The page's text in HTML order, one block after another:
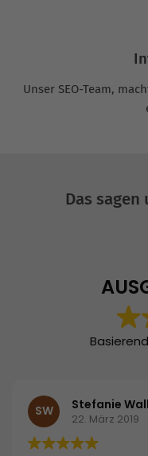
Unser SEO-Team,
Das sagen
SW Stefanie
22. März 2019